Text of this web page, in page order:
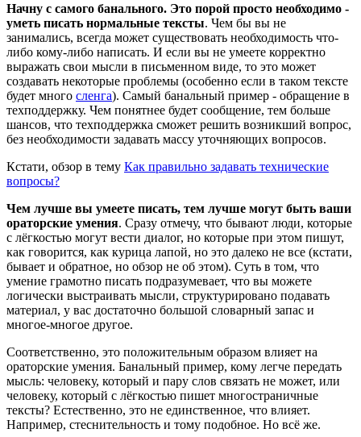
Начну с самого банального. Это порой просто необходимо -
уметь писать нормальные тексты. Чем бы вы не
занимались, всегда может существовать необходимость что-
либо кому-либо написать. И если вы не умеете корректно
выражать свои мысли в письменном виде, то это может
создавать некоторые проблемы (особенно если в таком тексте
будет много сленга). Самый банальный пример - обращение в
техподдержку. Чем понятнее будет сообщение, тем больше
шансов, что техподдержка сможет решить возникший вопрос,
без необходимости задавать массу уточняющих вопросов.
Кстати, обзор в тему Как правильно задавать технические
вопросы?
Чем лучше вы умеете писать, тем лучше могут быть ваши
ораторские умения. Сразу отмечу, что бывают люди, которые
с лёгкостью могут вести диалог, но которые при этом пишут,
как говорится, как курица лапой, но это далеко не все (кстати,
бывает и обратное, но обзор не об этом). Суть в том, что
умение грамотно писать подразумевает, что вы можете
логически выстраивать мысли, структурировано подавать
материал, у вас достаточно большой словарный запас и
многое-многое другое.
Соответственно, это положительным образом влияет на
ораторские умения. Банальный пример, кому легче передать
мысль: человеку, который и пару слов связать не может, или
человеку, который с лёгкостью пишет многостраничные
тексты? Естественно, это не единственное, что влияет.
Например, стеснительность и тому подобное. Но всё же.